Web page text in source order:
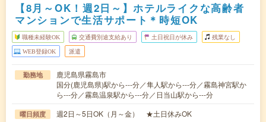
【8月～OK！週2日～】ホテルライクな高齢者
マンションで生活サポート＊時短OK
職種未経験OK 交通費別途支給あり 土日祝日が休み 残業なし
WEB登録OK 派遣
勤務地
鹿児島県霧島市
国分(鹿児島県)駅から---分／隼人駅から---分／霧島神宮駅か
ら---分／霧島温泉駅から---分／日当山駅から---分
曜日頻度 週2日～5日OK（月～金） ★土日休みOK